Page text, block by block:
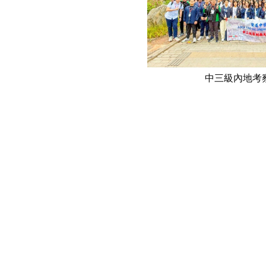
中三級內地考